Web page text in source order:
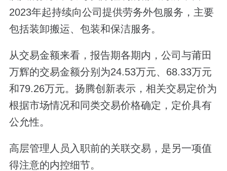
2023年起持续向公司提供劳务外包服务，主要
包括装卸搬运、包装和保洁服务。
从交易金额来看，报告期各期内，公司与莆田
万辉的交易金额分别为24.53万元、68.33万元
和79.26万元。扬腾创新表示，相关交易定价为
根据市场情况和同类交易价格确定，定价具有
公允性。
高层管理人员入职前的关联交易，是另一项值
得注意的内控细节。